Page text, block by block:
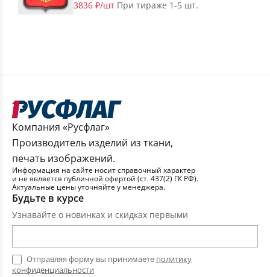
3836 ₽/шт При тираже 1-5 шт.
Компания «Русфлаг»
Производитель изделий из ткани,
печать изображений.
Информация на сайте носит справочный характер
и не является публичной офертой (ст. 437(2) ГК РФ).
Актуальные цены уточняйте у менеджера.
Будьте в курсе
Узнавайте о новинках и скидках первыми
Отправляя форму вы принимаете политику
конфиденциальности